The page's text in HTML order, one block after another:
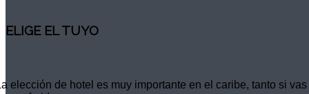
ELIGE EL TUYO
elección de hotel es muy importante en el caribe, tanto si